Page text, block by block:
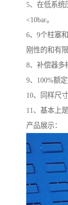
5、在低系统
<10bar。
6、9个柱塞
刚性的和有
8、补偿器多
9、100%额
10、同样尺
11、基本上
产品展示：